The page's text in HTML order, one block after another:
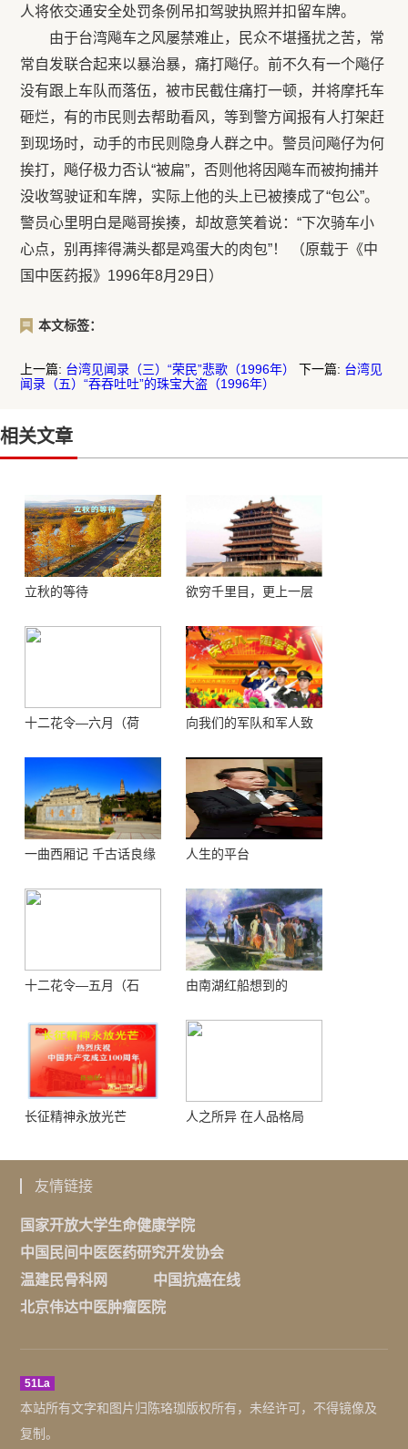
人将依交通安全处罚条例吊扣驾驶执照并扣留车牌。
由于台湾飚车之风屡禁难止，民众不堪搔扰之苦，常
常自发联合起来以暴治暴，痛打飚仔。前不久有一个飚仔
没有跟上车队而落伍，被市民截住痛打一顿，并将摩托车
砸烂，有的市民则去帮助看风，等到警方闻报有人打架赶
到现场时，动手的市民则隐身人群之中。警员问飚仔为何
挨打，飚仔极力否认“被扁”，否则他将因飚车而被拘捕并
没收驾驶证和车牌，实际上他的头上已被揍成了“包公”。
警员心里明白是飚哥挨揍，却故意笑着说：“下次骑车小
心点，别再摔得满头都是鸡蛋大的肉包”！ （原载于《中
国中医药报》1996年8月29日）
本文标签：
上一篇: 台湾见闻录（三）“荣民”悲歌（1996年） 下一篇: 台湾见
闻录（五）“吞吞吐吐”的珠宝大盗（1996年）
相关文章
立秋的等待
欲穷千里目，更上一层
十二花令—六月（荷
向我们的军队和军人致
一曲西厢记 千古话良缘 人生的平台
十二花令—五月（石
由南湖红船想到的
长征精神永放光芒 人之所异 在人品格局
友情链接
国家开放大学生命健康学院
中国民间中医医药研究开发协会
温建民骨科网
中国抗癌在线
北京伟达中医肿瘤医院
51La
本站所有文字和图片归陈珞珈版权所有，未经许可，不得镜像及
复制。